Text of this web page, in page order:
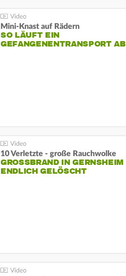
Mini-Knast auf Rädern
SO LÄUFT EIN
GEFANGENENTRANSPORT AB
10 Verletzte - große Rauchwolke
GROSSBRAND IN GERNSHEIM E
NDLICH GELÖSCHT